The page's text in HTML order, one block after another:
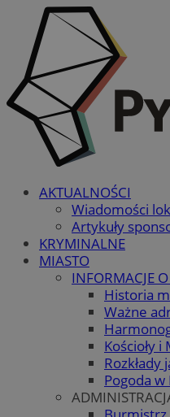
AKTUALNOŚCI
Wiadomości
Artykuły
KRYMINALNE
MIASTO
INFORMACJE
Historia
Ważne
Kościoły
Rozkłady
Pogoda w